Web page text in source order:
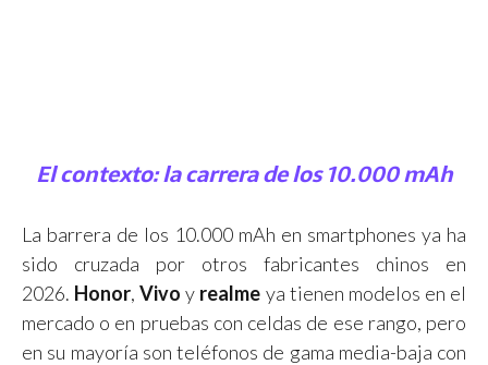
El contexto: la carrera de los 10.000 mAh
La barrera de los 10.000 mAh en smartphones ya ha
sido cruzada por otros fabricantes chinos en
2026. Honor,Vivo y realme ya tienen modelos en el
mercado o en pruebas con celdas de ese rango, pero
en su mayoría son teléfonos de gama media-baja con